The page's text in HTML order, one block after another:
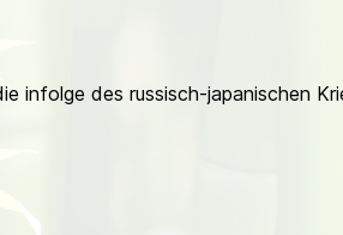
infolge des russisch-japanischen